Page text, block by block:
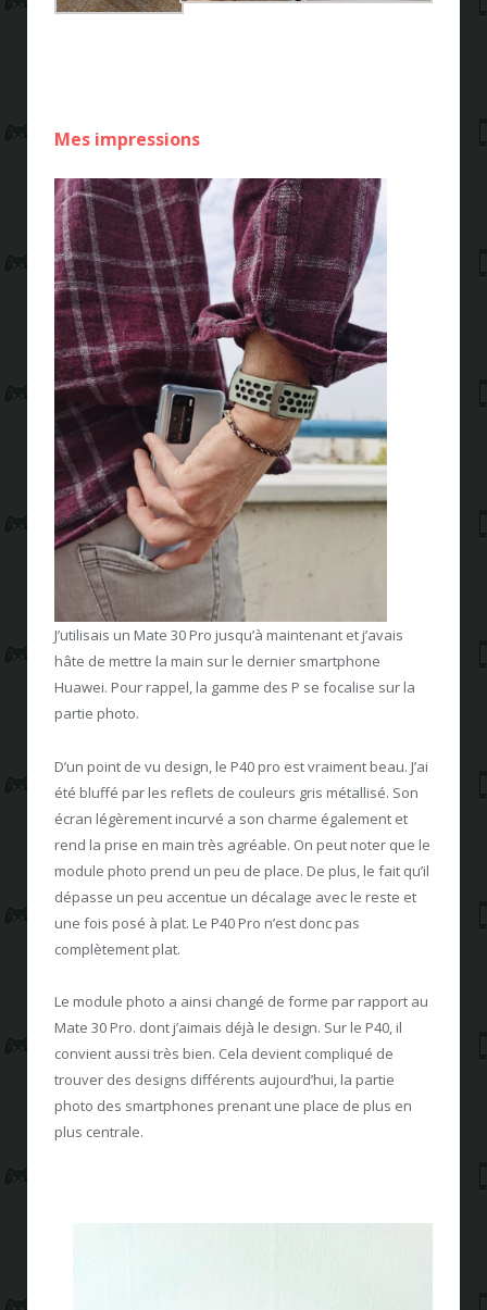
Mes impressions
J’utilisais un Mate 30 Pro jusqu’à maintenant et j’avais
hâte de mettre la main sur le dernier smartphone
Huawei. Pour rappel, la gamme des P se focalise sur la
partie photo.
D’un point de vu design, le P40 pro est vraiment beau. J’ai
été bluffé par les reflets de couleurs gris métallisé. Son
écran légèrement incurvé a son charme également et
rend la prise en main très agréable. On peut noter que le
module photo prend un peu de place. De plus, le fait qu’il
dépasse un peu accentue un décalage avec le reste et
une fois posé à plat. Le P40 Pro n’est donc pas
complètement plat.
Le module photo a ainsi changé de forme par rapport au
Mate 30 Pro. dont j’aimais déjà le design. Sur le P40, il
convient aussi très bien. Cela devient compliqué de
trouver des designs différents aujourd’hui, la partie
photo des smartphones prenant une place de plus en
plus centrale.